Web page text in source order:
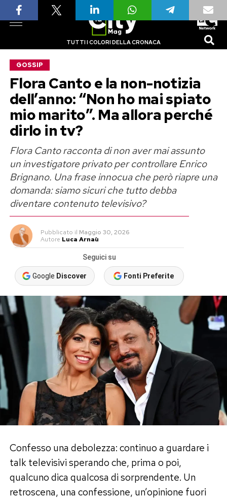
TUTTI I COLORI DELLA CRONACA
GOSSIP
Flora Canto e la non-notizia
dell’anno: “Non ho mai spiato
mio marito”. Ma allora perché
dirlo in tv?
Flora Canto racconta di non aver mai assunto
un investigatore privato per controllare Enrico
Brignano. Una frase innocua che però riapre una
domanda: siamo sicuri che tutto debba
diventare contenuto televisivo?
Pubblicato il Maggio 30, 2026
Autore Luca Arnaù
Seguici su
Google Discover Fonti Preferite
Confesso una debolezza: continuo a guardare i
talk televisivi sperando che, prima o poi,
qualcuno dica qualcosa di sorprendente. Un
retroscena, una confessione, un’opinione fuori